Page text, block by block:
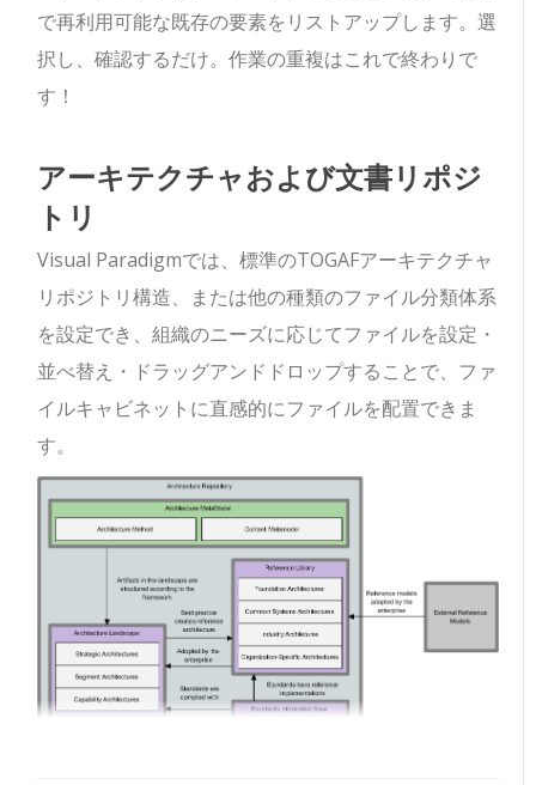
で再利用可能な既存の要素をリストアップします。選
択し、確認するだけ。作業の重複はこれで終わりで
す！
アーキテクチャおよび文書リポジ
トリ
Visual Paradigmでは、標準のTOGAFアーキテクチャ
リポジトリ構造、または他の種類のファイル分類体系
を設定でき、組織のニーズに応じてファイルを設定・
並べ替え・ドラッグアンドドロップすることで、ファ
イルキャビネットに直感的にファイルを配置できま
す。